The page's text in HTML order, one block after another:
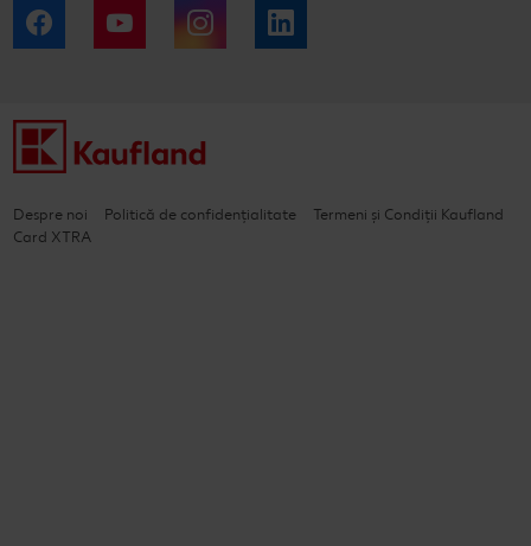
Facebook YouTube Instagram
Despre noi Politică de confidențialitate
Termeni și Condiții Kaufland
Card XTRA